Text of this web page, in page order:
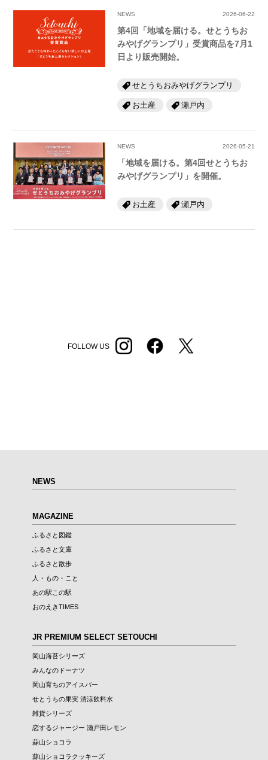
NEWS 2026-06-22
第4回「地域を届ける。せとうちお
みやげグランプリ」受賞商品を7月1
日より販売開始。
せとうちおみやげグランプリ
お土産 瀬戸内
NEWS 2026-05-21
「地域を届ける。第4回せとうちお
みやげグランプリ」を開催。
お土産 瀬戸内
FOLLOW US
NEWS
MAGAZINE
ふるさと図鑑
ふるさと文庫
ふるさと散歩
人・もの・こと
あの駅この駅
おのえきTIMES
JR PREMIUM SELECT SETOUCHI
岡山海苔シリーズ
みんなのドーナツ
岡山育ちのアイスバー
せとうちの果実 清涼飲料水
雑貨シリーズ
恋するジャージー 瀬戸田レモン
蒜山ショコラ
蒜山ショコラクッキーズ